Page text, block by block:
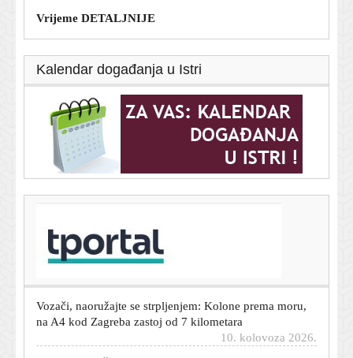
Vrijeme DETALJNIJE
Kalendar događanja u Istri
Glovo napušta susjednu zemlju: Danas im je posljednji
radni dan
na A4 kod Zagreba zastoj od 7 kilometara
10. kolovoza 2026.
Jelena Karleuša objavila video i poslala poruku